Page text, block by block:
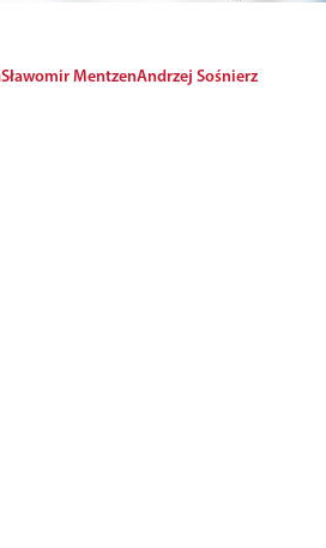
Sławomir MentzenAndrzej Sośnierz